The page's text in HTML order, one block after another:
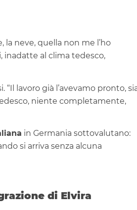
la neve, quella non me l’ho
inadatte al clima tedesco,
lavoro già l’avevamo pronto,
niente completamente,
in Germania sottovalutano:
si arriva senza alcuna
di Elvira